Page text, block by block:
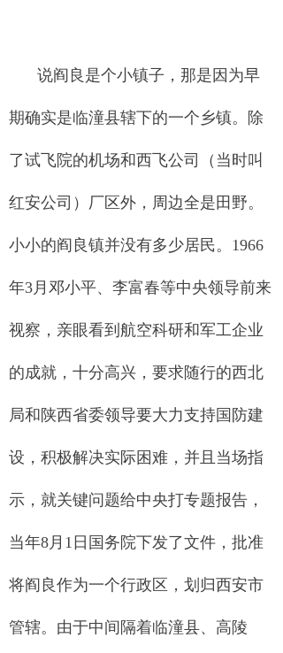
说阎良是个小镇子，那是因为早
期确实是临潼县辖下的一个乡镇。除
了试飞院的机场和西飞公司（当时叫
红安公司）厂区外，周边全是田野。
小小的阎良镇并没有多少居民。1966
年3月邓小平、李富春等中央领导前来
视察，亲眼看到航空科研和军工企业
的成就，十分高兴，要求随行的西北
局和陕西省委领导要大力支持国防建
设，积极解决实际困难，并且当场指
示，就关键问题给中央打专题报告，
当年8月1日国务院下发了文件，批准
将阎良作为一个行政区，划归西安市
管辖。由于中间隔着临潼县、高陵